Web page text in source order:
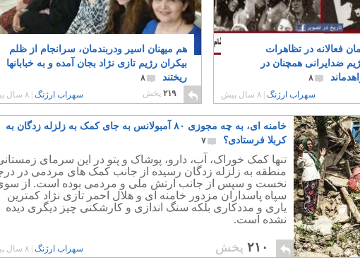
فعالانه در تظاهرات
ضدایرانی همچنان در
۸
سهراب ارژنگ |۸ سال پیش
هم میهنان اسیر ودربندمان، سرانجام از ظلم
بیکران رژیم تازی نژاد بجان آمده و به خبابانها
ریختند
۸
۲۱۹پخش سهراب ارژنگ ۸ سال پیش
خامنه ای، به چه مجوزی ۸۰ آمبولانس به جای کمک به زلزله زدگان به
کربلا فرستادی؟
۷
تنها کمک خوراک، آب، دارو، پوشاک و پتو در این سرمای
منطقه به زلزله زدگان رسیده از جانب کمک های مردمی در
نخست و سپس از جانب ارتش ملی و مردمی بوده است. از
سپاه پاسداران مزدور خامنه ای و هلال احمر تازی نژاد کمترین
یاری و مددکاری بلکه سنگ اندازی و کارشکنی چیز دیگری دیده
نشده است.
۲۱۰ پخش سهراب ارژنگ ۸ سال پیش